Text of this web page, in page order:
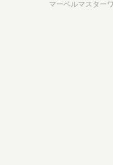
マーベルマスター